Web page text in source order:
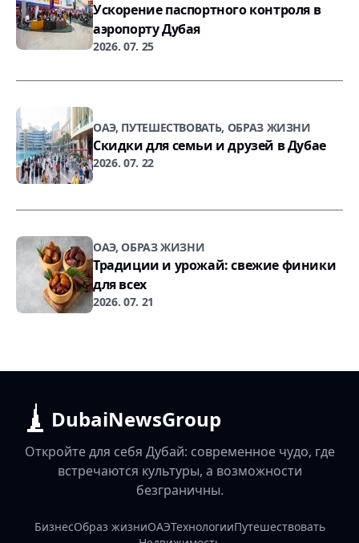
Ускорение паспортного контроля в
аэропорту Дубая
2026. 07. 25
ОАЭ, ПУТЕШЕСТВОВАТЬ, ОБРАЗ ЖИЗНИ
Скидки для семьи и друзей в Дубае
2026. 07. 22
ОАЭ, ОБРАЗ ЖИЗНИ
Традиции и урожай: свежие финики
для всех
2026. 07. 21
DubaiNewsGroup
Откройте для себя Дубай: современное чудо, где
встречаются культуры, а возможности
безграничны.
БизнесОбраз жизниОАЭТехнологииПутешествовать